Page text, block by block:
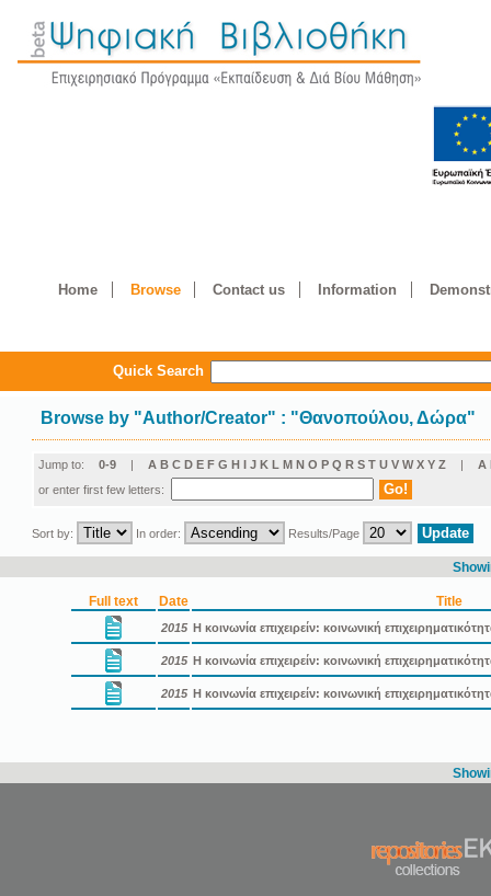
Home Browse Contact us Information
Quick Search
Browse by "Author/Creator" : "Θανοπούλου, Δώρα"
Jump to: 0-9 | A B C D E F G H I J K L M N O P Q R S T U V W X Y Z | Α
or enter first few letters:
Sort by: In order: Results/Page
Full text Date Title
2015 Η κοινωνία επιχειρείν: κοινωνική
2015 Η κοινωνία επιχειρείν: κοινωνική
2015 Η κοινωνία επιχειρείν: κοινωνική